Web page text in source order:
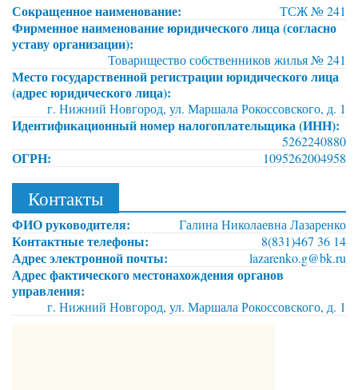
Сокращенное наименование: ТСЖ № 241
Фирменное наименование юридического лица (согласно
уставу организации):
Товарищество собственников жилья № 241
Место государственной регистрации юридического лица
(адрес юридического лица):
г. Нижний Новгород, ул. Маршала Рокоссовского, д. 1
Идентификационный номер налогоплательщика (ИНН):
5262240880
ОГРН: 1095262004958
Контакты
ФИО руководителя: Галина Николаевна Лазаренко
Контактные телефоны: 8(831)467 36 14
Адрес электронной почты: lazarenko.g@bk.ru
Адрес фактического местонахождения органов
управления:
г. Нижний Новгород, ул. Маршала Рокоссовского, д. 1